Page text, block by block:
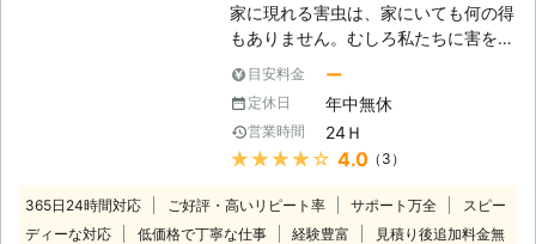
立ってきています。当社は近年増えて
きたそれらのシロアリ駆除にも豊富な
実績がありますので、ご依頼いただけ
ば適切な調査とシロアリ駆除を行い、
再発生の不安を残さない安心のサービ
スを提供させていただきます。
家に現れる害虫は、家にいても何の得
もありません。むしろ私たちに害を与
えるものばかりです。そのために害虫
駆除は業者が全力でやらないと意味が
ありません。適当な駆除をしてしまっ
ては、害虫を生き残らせてしまいま
す。特にシロアリは数が多いので、下
ません。しかし、私たちアールズホー
ルディングスには何の問題もありませ
目安料金 ー
定休日 年中無休
営業時間 24Ｈ
★★★★★ 4.0（3）
365日24時間対応 ご好評・高いリピート率 サポート万全
スピー
ディーな対応
低価格で丁寧な仕事 経験豊富
見積り後追加料金無